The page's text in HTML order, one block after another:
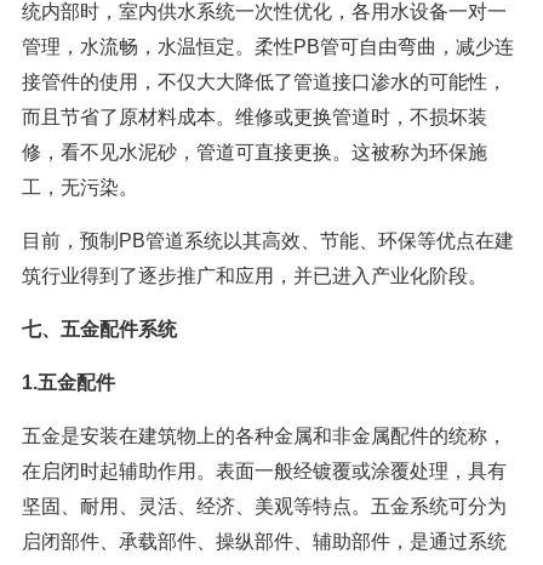
统内部时，室内供水系统一次性优化，各用水设备一对一
管理，水流畅，水温恒定。柔性PB管可自由弯曲，减少连
接管件的使用，不仅大大降低了管道接口渗水的可能性，
而且节省了原材料成本。维修或更换管道时，不损坏装
修，看不见水泥砂，管道可直接更换。这被称为环保施
工，无污染。
目前，预制PB管道系统以其高效、节能、环保等优点在建
筑行业得到了逐步推广和应用，并已进入产业化阶段。
七、五金配件系统
1.五金配件
五金是安装在建筑物上的各种金属和非金属配件的统称，
在启闭时起辅助作用。表面一般经镀覆或涂覆处理，具有
坚固、耐用、灵活、经济、美观等特点。五金系统可分为
启闭部件、承载部件、操纵部件、辅助部件，是通过系统